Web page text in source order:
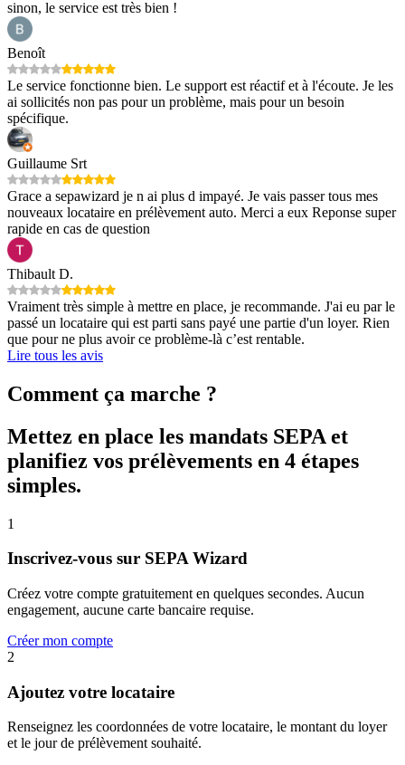
sinon, le service est très bien !
Benoît
Le service fonctionne bien. Le support est réactif et à l'écoute. Je les
ai sollicités non pas pour un problème, mais pour un besoin
spécifique.
Guillaume Srt
Grace a sepawizard je n ai plus d impayé. Je vais passer tous mes
nouveaux locataire en prélèvement auto. Merci a eux Reponse super
rapide en cas de question
Thibault D.
Vraiment très simple à mettre en place, je recommande. J'ai eu par le
passé un locataire qui est parti sans payé une partie d'un loyer. Rien
que pour ne plus avoir ce problème-là c’est rentable.
Lire tous les avis
Comment ça marche ?
Mettez en place les mandats SEPA et
planifiez vos prélèvements en 4 étapes
simples.
1
Inscrivez-vous sur SEPA Wizard
Créez votre compte gratuitement en quelques secondes. Aucun
engagement, aucune carte bancaire requise.
Créer mon compte
2
Ajoutez votre locataire
Renseignez les coordonnées de votre locataire, le montant du loyer
et le jour de prélèvement souhaité.